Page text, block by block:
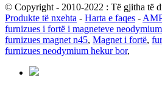
© Copyright - 2010-2022 : Të gjitha të
Produkte të nxehta - Harta e faqes -
furnizues i fortë i magneteve neodymium
furnizues magnet n45, Magnet i fortë,
furnizues neodymium hekur bor,